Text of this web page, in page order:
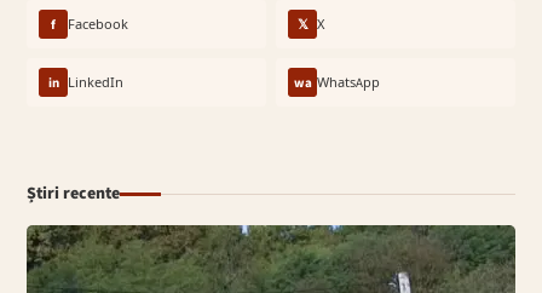
f Facebook 𝕏 X
in LinkedIn wa WhatsApp
Știri recente